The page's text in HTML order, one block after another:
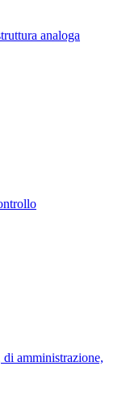
analoga
amministrazione,